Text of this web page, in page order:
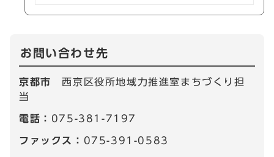
お問い合わせ先
京都市西京区役所地域力推進室まちづくり担
当
電話： 075-381-7197
ファックス： 075-391-0583